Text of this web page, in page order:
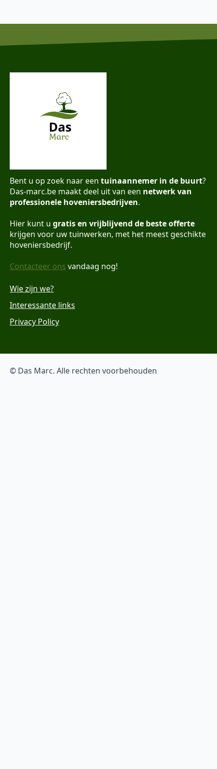
Bent u op zoek naar een tuinaannemer in de buurt?
Das-marc.be maakt deel uit van een netwerk van
professionele hoveniersbedrijven.
Hier kunt u gratis en vrijblijvend de beste offerte
krijgen voor uw tuinwerken, met het meest geschikte
hoveniersbedrijf.
Contacteer ons vandaag nog!
Wie zijn we?
Interessante links
Privacy Policy
© Das Marc. Alle rechten voorbehouden